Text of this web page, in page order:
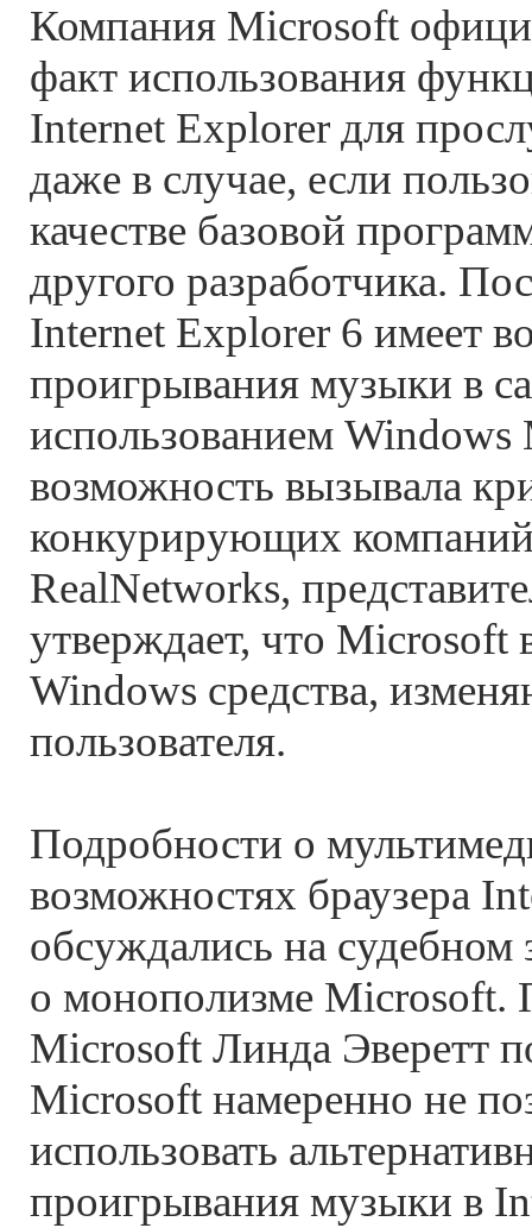
Компания Microsoft
факт использования
Internet Explorer для
даже в случае, если
качестве базовой
другого разработчика.
Internet Explorer 6 имеет
проигрывания музыки в
использованием Windows
возможность вызывала
конкурирующих
RealNetworks,
утверждает, что Microsoft
Windows средства,
пользователя.
Подробности о
возможностях браузера
обсуждались на судебном
о монополизме Microsoft.
Microsoft Линда Эверетт
Microsoft намеренно не
использовать
проигрывания музыки в